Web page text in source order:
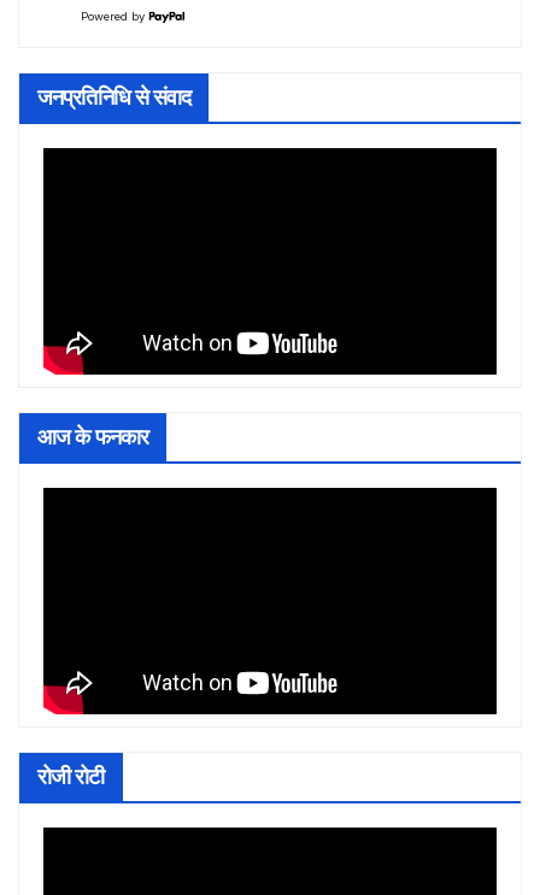
Powered by
जनप्रतिनिधि से संवाद
आज के फनकार
रोजी रोटी